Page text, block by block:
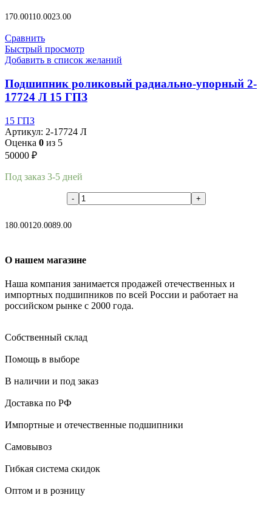
170.00110.0023.00
Сравнить
Быстрый просмотр
Добавить в список желаний
Подшипник роликовый радиально-упорный 2-
17724 Л 15 ГПЗ
15 ГПЗ
Артикул: 2-17724 Л
Оценка 0 из 5
50000 ₽
Под заказ 3-5 дней
180.00120.0089.00
О нашем магазине
Наша компания занимается продажей отечественных и
импортных подшипников по всей России и работает на
российском рынке с 2000 года.
Собственный склад
Помощь в выборе
В наличии и под заказ
Доставка по РФ
Импортные и отечественные подшипники
Самовывоз
Гибкая система скидок
Оптом и в розницу